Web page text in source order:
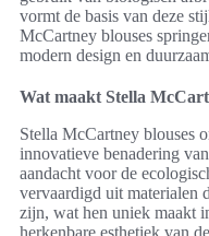
vormt de basis van deze
McCartney blouses
modern design en
Wat maakt Stella
Stella McCartney blouses
innovatieve benadering
aandacht voor de
vervaardigd uit materialen
zijn, wat hen uniek maakt
herkenbare esthetiek van